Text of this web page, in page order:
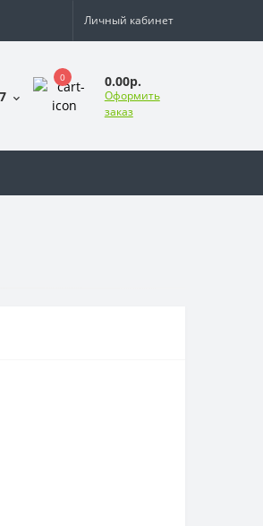
Личный кабинет
0 0.00р.
Оформить
заказ